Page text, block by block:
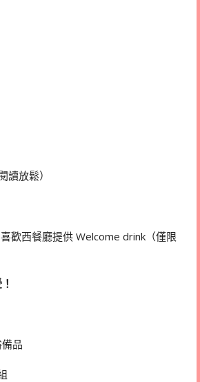
讀放鬆）
歡西餐廳提供 Welcome drink（僅限
品